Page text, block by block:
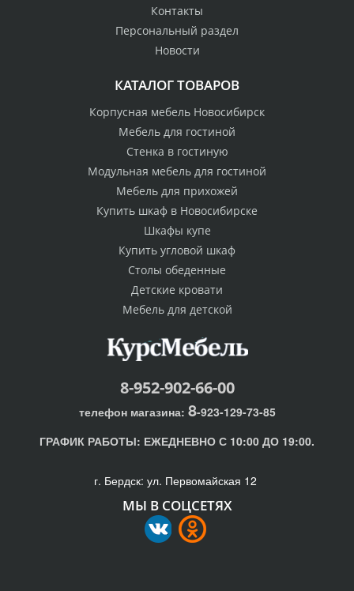
Контакты
Персональный раздел
Новости
КАТАЛОГ ТОВАРОВ
Корпусная мебель Новосибирск
Мебель для гостиной
Стенка в гостиную
Модульная мебель для гостиной
Мебель для прихожей
Купить шкаф в Новосибирске
Шкафы купе
Купить угловой шкаф
Столы обеденные
Детские кровати
Мебель для детской
8-952-902-66-00
телефон магазина: 8-923-129-73-85
ГРАФИК РАБОТЫ: ЕЖЕДНЕВНО С 10:00 ДО 19:00.
г. Бердск: ул. Первомайская 12
МЫ В СОЦСЕТЯХ